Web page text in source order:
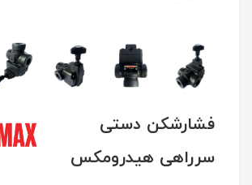
فشارشکن دستی
سرراهی هیدرومکس